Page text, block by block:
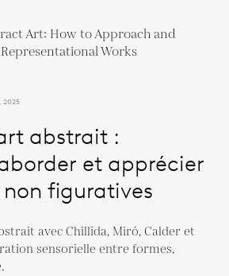
2025
abstrait :
et apprécier
figuratives
avec Chillida, Miró, Calder et
sensorielle entre formes,